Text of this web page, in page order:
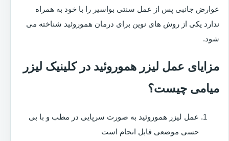
عوارض جانبی پس از عمل سنتی بواسیر را با خود به همراه
ندارد یکی از روش های نوین برای درمان هموروئید شناخته می
شود.
مزایای عمل لیزر هموروئید در کلینیک لیزر
میامی چیست؟
عمل لیزر هموروئید به صورت سرپایی در مطب و با بی
حسی موضعی قابل انجام است